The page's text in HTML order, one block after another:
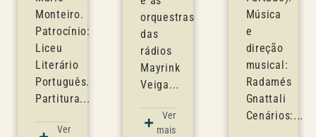
Monteiro.
Patrocínio:
Liceu
Literário
Português.
Partitura...
Ver
orquestras
das
rádios
Mayrink
Veiga...
Ver
mais
Música
e
direção
musical:
Radamés
Gnattali
Cenários:...